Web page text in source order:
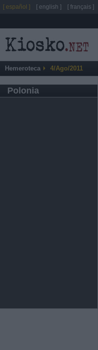
Hemeroteca 4/Ago/2011
Polonia
[ español ] [ english ] [ français ]